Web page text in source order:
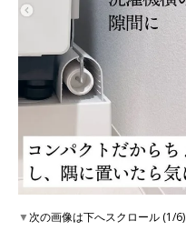
▼次の画像は下へスクロール (1/6)